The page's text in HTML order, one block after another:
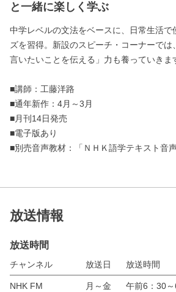
と一緒に楽しく学ぶ
中学レベルの文法をベースに、日常生活で
ズを習得。新設のスピーチ・コーナーでは
言いたいことを伝える」力も養っていきま
■講師：工藤洋路
■通年新作：4月～3月
■月刊14日発売
■電子版あり
■別売音声教材：「ＮＨＫ語学テキスト音
放送情報
放送時間
チャンネル 放送日 放送時間
NHK FM 月～金 午前6：30